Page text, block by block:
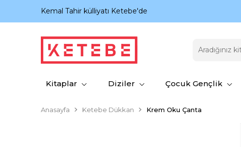
Kemal Tahir külliyatı Ketebe'de
Kitaplar Diziler Çocuk Gençlik
Anasayfa Ketebe Dükkan Krem Oku Çanta